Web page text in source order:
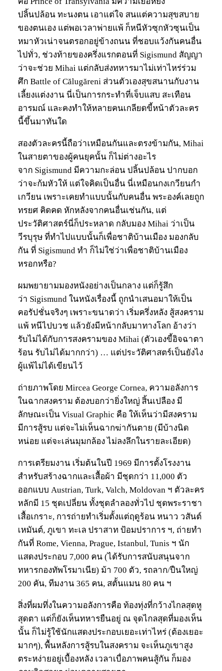
ปลิ้นปล้อน ทะนงตน เอาแต่ใจ สนแต่ความสุขสบาย
ของตนเอง แต่พอเวลาพ่ายแพ้ ก็หนีหัวซุกหัวซุนเป็น
หมาหัวเน่าจนตรอกอยู่ข้างถนน ที่ชอบแว้งกันคนอื่น
ไปทั่ว, ช่วงท้ายของครึ่งแรกตอนที่ Sigismund สัญญา
ว่าจะช่วย Mihai แต่กลับส่งทหารมาไม่เท่าไหร่ร่วม
ศึก Battle of Călugăreni ส่วนตัวเองสุขสนานกับงาน
เลี้ยงแต่งงาน นี่เป็นการกระทำที่เจ็บแสบ สะเทือน
อารมณ์ และคงทำให้หลายคนเกลียดขี้หน้าตัวละคร
นี้ขึ้นมาทันใด
สองตัวละครนี้ถือว่าเหมือนกันและตรงข้ามกัน, Mihai
ในสายตาของผู้คนยุคนั้น ก็ไม่ต่างอะไร
จาก Sigismund มีความกะล่อน ปลิ้นปล้อน ปากบอก
ว่าจะก้มหัวให้ แต่ใจคิดเป็นอื่น นี่เหมือนกงเกวียนกำ
เกวียน เพราะเคยทำแบบนั้นกับคนอื่น พระองค์เลยถูก
ทรยศ คิดคด หักหลังจากคนอื่นเช่นกัน, แต่
ประวัติศาสตร์นี่ก็ประหลาด กลับมอง Mihai ว่าเป็น
วีรบุรุษ ที่ทำไปแบบนั้นก็เพื่อชาติบ้านเมือง มองกลับ
กัน ที่ Sigismund ทำ ก็ไม่ใช่ว่าเพื่อชาติบ้านเมือง
หรอกหรือ?
ผมพยายามมองหนังอย่างเป็นกลาง แต่ก็รู้สึก
ว่า Sigismund ในหนังเรื่องนี้ ถูกนำเสนอมาให้เป็น
คอรัปชั่นจริงๆ เพราะขนาดว่า เริ่มครึ่งหลัง สู้สงคราม
แพ้ หนีไปบวช แล้วยังมีหน้ากลับมาทางโลก อ้างว่า
รับไม่ได้กับการสงครามของ Mihai (ตัวเองขี้อิจฉาตา
ร้อน รับไม่ได้มากกว่า) … แต่ประวัติศาสตร์เป็นยังไง
ผู้แพ้ไม่ได้เขียนไว้
ถ่ายภาพโดย Mircea George Cornea, ความอลังการ
ในฉากสงคราม ต้องบอกว่ายิ่งใหญ่ สิ้นเปลือง มี
ลักษณะเป็น Visual Graphic คือ ให้เห็นว่ามีสงคราม
มีการสู้รบ แต่จะไม่เห็นฉากฆ่ากันตาย (มีบ้างนิด
หน่อย แต่จะเล่นมุมกล้อง ไม่ลงลึกในรายละเอียด)
การเตรียมงาน เริ่มต้นในปี 1969 มีการตั้งโรงงาน
สำหรับสร้างฉากและเสื้อผ้า มีชุดกว่า 11,000 ตัว
ออกแบบ Austrian, Turk, Valch, Moldovan ฯ ตัวละคร
หลักมี 15 ชุดเปลี่ยน ทั้งชุดลำลองทั่วไป ชุดพระราชา
เสื้อเกราะ, การถ่ายทำเริ่มตั้งแต่ฤดูร้อน หนาว วสันต์
เหมันต์, ภูเขา ทะเล ปราสาท ป้อมปราการ ฯ, ถ่ายทำ
กันที่ Rome, Vienna, Prague, Istanbul, Tunis ฯ นัก
แสดงประกอบ 7,000 คน (ได้รับการสนับสนุนจาก
ทหารกองทัพโรมาเนีย) ม้า 700 ตัว, รถลาก/ปืนใหญ่
200 คัน, ทีมงาน 365 คน, สตั้นแมน 80 คน ฯ
สิ่งที่ผมทึ่งในความอลังการคือ ท้องทุ่งที่กว้างไกลสุดหู
สุดตา แต่ก็ยังเห็นทหารยืนอยู่ ณ จุดไกลสุดที่มองเห็น
นั้น ก็ไม่รู้ใช้นักแสดงประกอบเยอะเท่าไหร่ (ต้องเยอะ
มากๆ), พื้นหลังการสู้รบในสงคราม จะเห็นภูเขาสูง
ตระหง่ายอยู่เบื้องหลัง เวลาเบื่อภาพคนสู้กัน ก็มอง